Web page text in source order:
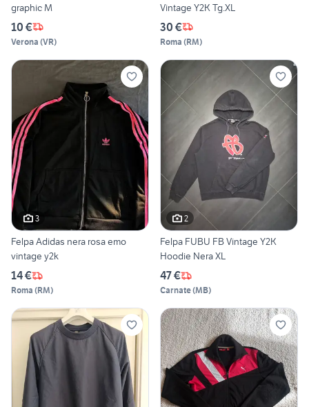
graphic M
10 €
Verona (VR)
Vintage Y2K Tg.XL
30 €
Roma (RM)
3
Felpa Adidas nera rosa emo
vintage y2k
14 €
Roma (RM)
2
Felpa FUBU FB Vintage Y2K
Hoodie Nera XL
47 €
Carnate(MB)